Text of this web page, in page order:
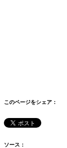
このページをシェア：
ソース：